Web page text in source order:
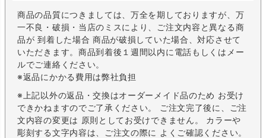
商品の品質につきましては、万全を期しておりますが、万
一不良・破損・当店のミスにより、ご注文内容と異なる商
品が 到着した場合 商品が破損していた場合、対応させて
いただきます。商品到着後１週間以内に電話もしくはメー
ルでご連絡ください。
※返品にかかる費用は弊社負担
※上記以外の返品・交換はオーダーメイド品のため お受け
できかねますのでご了承ください。 ご注文完了後に、ご注
文内容の変更は 原則としてお受けできません。 カラーや
彫刻する文字内容は、ご注文の際に よくご確認ください。